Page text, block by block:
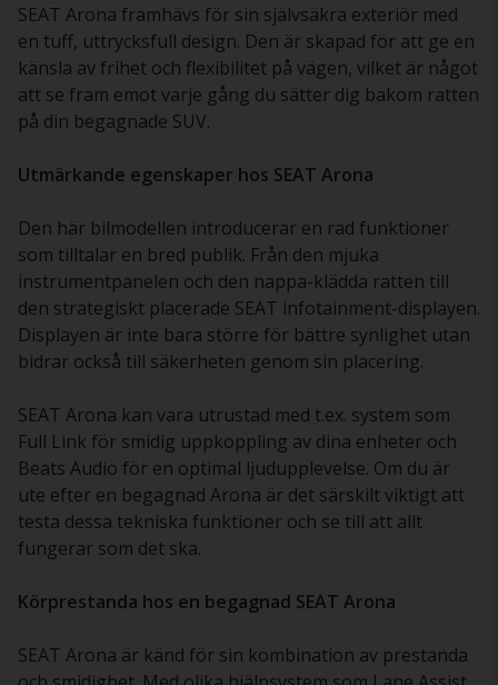
SEAT Arona framhävs för sin självsäkra exteriör med
en tuff, uttrycksfull design. Den är skapad för att ge en
känsla av frihet och flexibilitet på vägen, vilket är något
att se fram emot varje gång du sätter dig bakom ratten
på din begagnade SUV.
Utmärkande egenskaper hos SEAT Arona
Den här bilmodellen introducerar en rad funktioner
som tilltalar en bred publik. Från den mjuka
instrumentpanelen och den nappa-klädda ratten till
den strategiskt placerade SEAT infotainment-displayen.
Displayen är inte bara större för bättre synlighet utan
bidrar också till säkerheten genom sin placering.
SEAT Arona kan vara utrustad med t.ex. system som
Full Link för smidig uppkoppling av dina enheter och
Beats Audio för en optimal ljudupplevelse. Om du är
ute efter en begagnad Arona är det särskilt viktigt att
testa dessa tekniska funktioner och se till att allt
fungerar som det ska.
Körprestanda hos en begagnad SEAT Arona
SEAT Arona är känd för sin kombination av prestanda